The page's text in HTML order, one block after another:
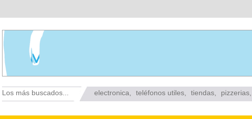
Los más buscados... electronica teléfonos utiles tiendas pizzerias